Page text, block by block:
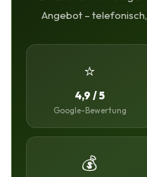
Angebot –
⭐
4,9 / 5
Google-Bewertung
💰